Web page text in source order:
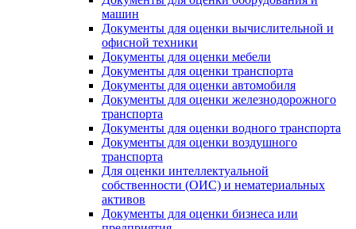
машин
Документы для оценки вычислительной и
офисной техники
Документы для оценки мебели
Документы для оценки транспорта
Документы для оценки автомобиля
Документы для оценки железнодорожного
транспорта
Документы для оценки водного транспорта
Документы для оценки воздушного
транспорта
Для оценки интеллектуальной
собственности (ОИС) и нематериальных
активов
Документы для оценки бизнеса или